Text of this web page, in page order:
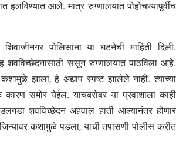
हलविण्यात आले. मात्र रुग्णालयात पोहोचण्यापूर्वीच
शिवाजीनगर पोलिसांना या घटनेची माहिती दिली.
शवविच्छेदनासाठी ससून रुग्णालयात पाठविला आहे.
झाला, हे अद्याप स्पष्ट झालेले नाही. त्याच्या
समोर येईल. याचबरोबर या प्रवाशाला काही
शवविच्छेदन अहवाल हाती आल्यानंतर होणार
कशामुळे पडला, याची तपासणी पोलीस करीत